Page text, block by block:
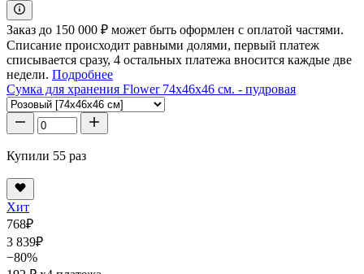
Заказ до 150 000 ₽ может быть оформлен с оплатой частями.
Списание происходит равными долями, первый платеж
списывается сразу, 4 остальных платежа вносится каждые две
недели. Подробнее
Сумка для хранения Flower 74x46x46 см. - пудровая
Купили 55 раз
Хит
768₽
3 839₽
−80%